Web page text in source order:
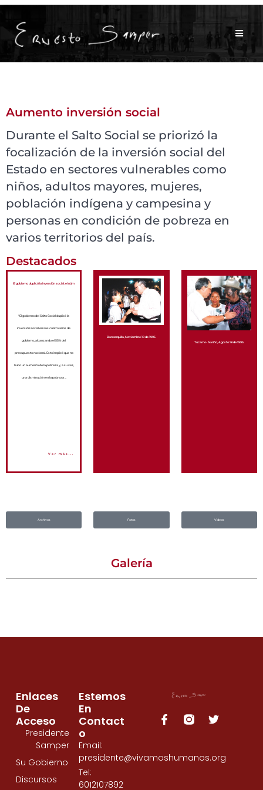
Aumento inversión social
Durante el Salto Social se priorizó la
focalización de la inversión social del
Estado en sectores vulnerables como
niños, adultos mayores, mujeres,
población indígena y campesina y
personas en condición de pobreza en
varios territorios del país.
Destacados
El gobierno duplicó la inversión social: el núm
"El gobierno del Salto Social duplicó la
inversión social en sus cuatro años de
gobierno, alcanzando el 55% del
presupuesto nacional. Esto implicó que no
hubo un aumento de la pobreza y, a su vez,
una disminución en la pobreza ...
Ver más...
Barranquilla, Noviembre 10 de 1995
Tucamo- Nariño, Agosto 18 de 1995.
Archivos Fotos Videos
Galería
Enlaces
De
Acceso
Presidente
Samper
Su Gobierno
Discursos
Estemos
En
Contact
O
Email:
presidente@vivamoshumanos.org
Tel:
6012107892